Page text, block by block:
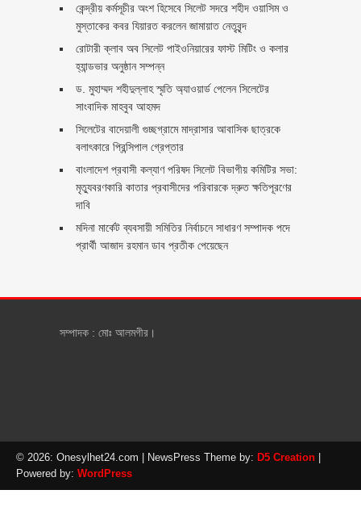
কেন্দ্রীয় কর্মসূচীর অংশ হিসেবে সিলেট সদরে শহীদ ওয়াসিম ও
মুস্তাকের কবর যিয়ারত করলেন জামায়াত নেতৃবৃন্দ ‎
রোটারী ক্লাব অব সিলেট পাইওনিয়ারের ফাস্ট মিটিং ও কলার
হ্যান্ডভার অনুষ্ঠান সম্পন্ন
ড. মুহাম্মদ শহীদুল্লাহ স্মৃতি অ্যাওয়ার্ড পেলেন সিলেটের
সাংবাদিক মাহবুব আহমদ
সিলেটের বাদেয়ালী গুচ্ছগ্রামে মাদ্রাসার আবাসিক ছাত্রকে
বলাৎকারে প্রিন্সিপাল গ্রেপ্তার ‎
বাংলাদেশ প্রবাসী কল্যাণ পরিষদ সিলেট বিভাগীয় কমিটির সভা:
মৃত্যুবরণকারি কাতার প্রবাসীদের পরিবারকে দ্রুত ক্ষতিপূরণের
দাবি
মদিনা মার্কেট ব্যবসায়ী সমিতির নির্বাচনে সাধারণ সম্পাদক পদে
প্রার্থী আজাদ রহমান ডাব প্রতীক পেয়েছেন ‎
সম্পাদক : মোঃ আলমগীর।
© 2026: Onesylhet24.com | NewsPress Theme by: D5 Creation
Powered by: WordPress